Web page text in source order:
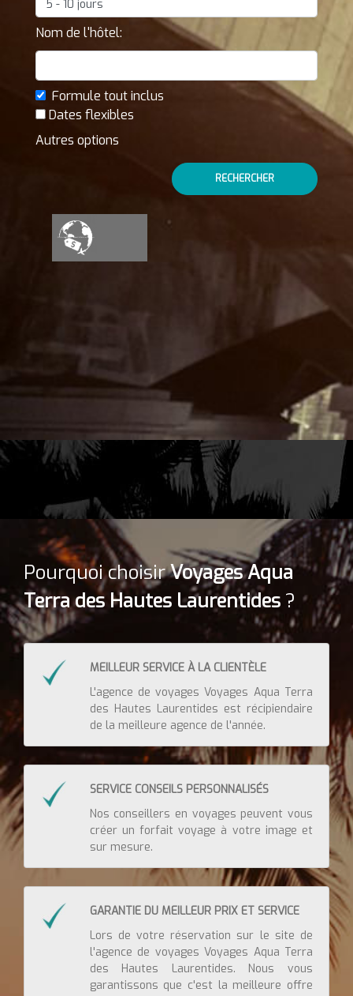
Nom de l'hôtel:
Formule tout inclus
Dates flexibles
Autres options
RECHERCHER
Pourquoi choisirVoyagesAqua
Terra des Hautes Laurentides ?
MEILLEUR SERVICE À LA CLIENTÈLE
L'agence de voyages Voyages Aqua Terra
des Hautes Laurentides est récipiendaire
de la meilleure agence de l'année.
SERVICE CONSEILS PERSONNALISÉS
Nos conseillers en voyages peuvent vous
créer un forfait voyage à votre image et
sur mesure.
GARANTIE DU MEILLEUR PRIX ET SERVICE
Lors de votre réservation sur le site de
l'agence de voyages Voyages Aqua Terra
des Hautes Laurentides. Nous vous
garantissons que c'est la meilleure offre